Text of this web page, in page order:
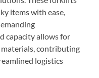
items with ease,
capacity allows for
contributing
logistics